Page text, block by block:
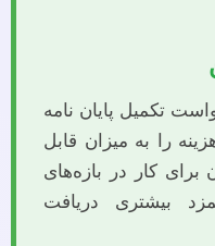
تکمیل پایان نامه
را به میزان قابل
کار در بازه‌های
بیشتری دریافت